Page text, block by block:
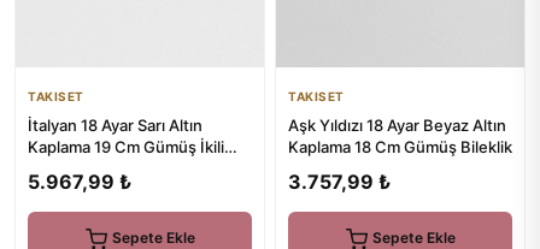
TAKISET
İtalyan 18 Ayar Sarı Altın
Kaplama 19 Cm Gümüş İkili
5.967,99 ₺
Sepete Ekle
TAKISET
Aşk Yıldızı 18 Ayar Beyaz Altın
Kaplama 18 Cm Gümüş Bileklik
3.757,99 ₺
Sepete Ekle